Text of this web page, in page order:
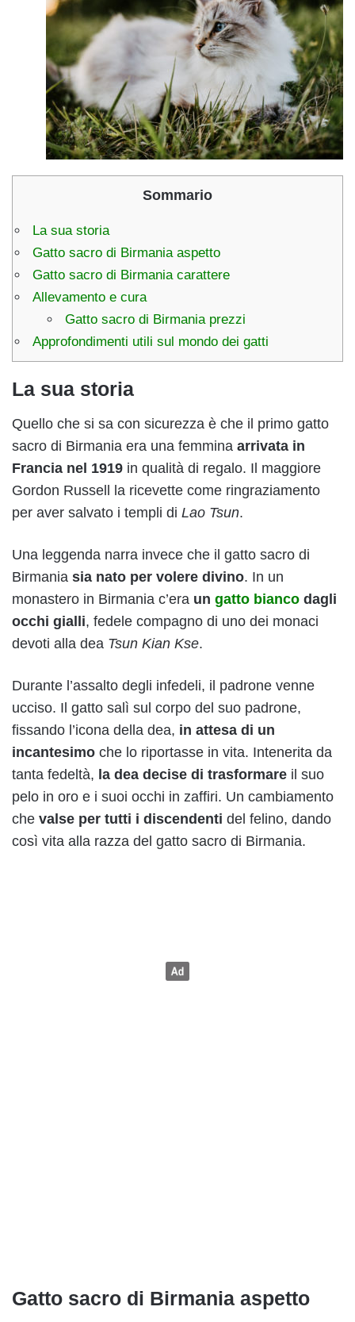
Sommario
La sua storia
Gatto sacro di Birmania aspetto
Gatto sacro di Birmania carattere
Allevamento e cura
Gatto sacro di Birmania prezzi
Approfondimenti utili sul mondo dei gatti
La sua storia
Quello che si sa con sicurezza è che il primo gatto
sacro di Birmania era una femmina arrivata in
Francia nel 1919 in qualità di regalo. Il maggiore
Gordon Russell la ricevette come ringraziamento
per aver salvato i templi di Lao Tsun.
Una leggenda narra invece che il gatto sacro di
Birmania sia nato per volere divino. In un
monastero in Birmania c’era un gatto bianco dagli
occhi gialli, fedele compagno di uno dei monaci
devoti alla dea Tsun Kian Kse.
Durante l’assalto degli infedeli, il padrone venne
ucciso. Il gatto salì sul corpo del suo padrone,
fissando l’icona della dea, in attesa di un
incantesimo che lo riportasse in vita. Intenerita da
tanta fedeltà, la dea decise di trasformare il suo
pelo in oro e i suoi occhi in zaffiri. Un cambiamento
che valse per tutti i discendenti del felino, dando
così vita alla razza del gatto sacro di Birmania.
Gatto sacro di Birmania aspetto